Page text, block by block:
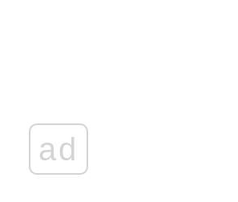
ad